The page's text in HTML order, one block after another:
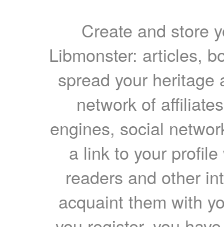
Create and store
Libmonster: articles,
spread your heritage
network of
engines, social
a link to your
readers and other
acquaint them with